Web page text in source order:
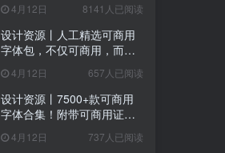
MP3格式
4月12日 8141人已阅读
设计资源丨人工精选可商用
字体包，不仅可商用，而且
4月12日 657人已阅读
设计资源丨7500+款可商用
字体合集！附带可商用证明
使用4月12日 737人已阅读